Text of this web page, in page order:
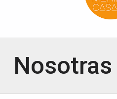
Nosotras